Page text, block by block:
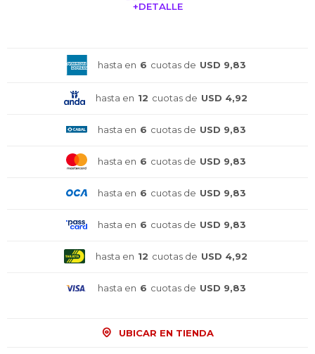
+DETALLE
hasta en 6 cuotas de USD 9,83
hasta en 12 cuotas de USD 4,92
hasta en 6 cuotas de USD 9,83
hasta en 6 cuotas de USD 9,83
hasta en 6 cuotas de USD 9,83
hasta en 6 cuotas de USD 9,83
hasta en 12 cuotas de USD 4,92
hasta en 6 cuotas de USD 9,83
UBICAR EN TIENDA
¡Sumate a la forma más ágil de
¡Sumate a la forma más ágil de
¡Sumate a la forma más ágil de